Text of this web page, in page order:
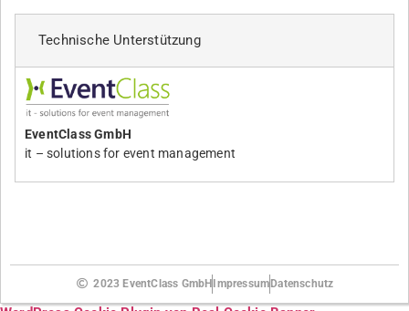
Technische Unterstützung
EventClass GmbH
it – solutions for event management
2023 EventClass GmbHImpressumDatenschutz